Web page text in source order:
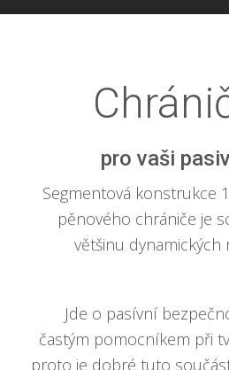
pro vaši
Segmentová konstrukce
pěnového chrániče je
většinu dynamických
Jde o pasívní
častým pomocníkem při
proto je dobré tuto